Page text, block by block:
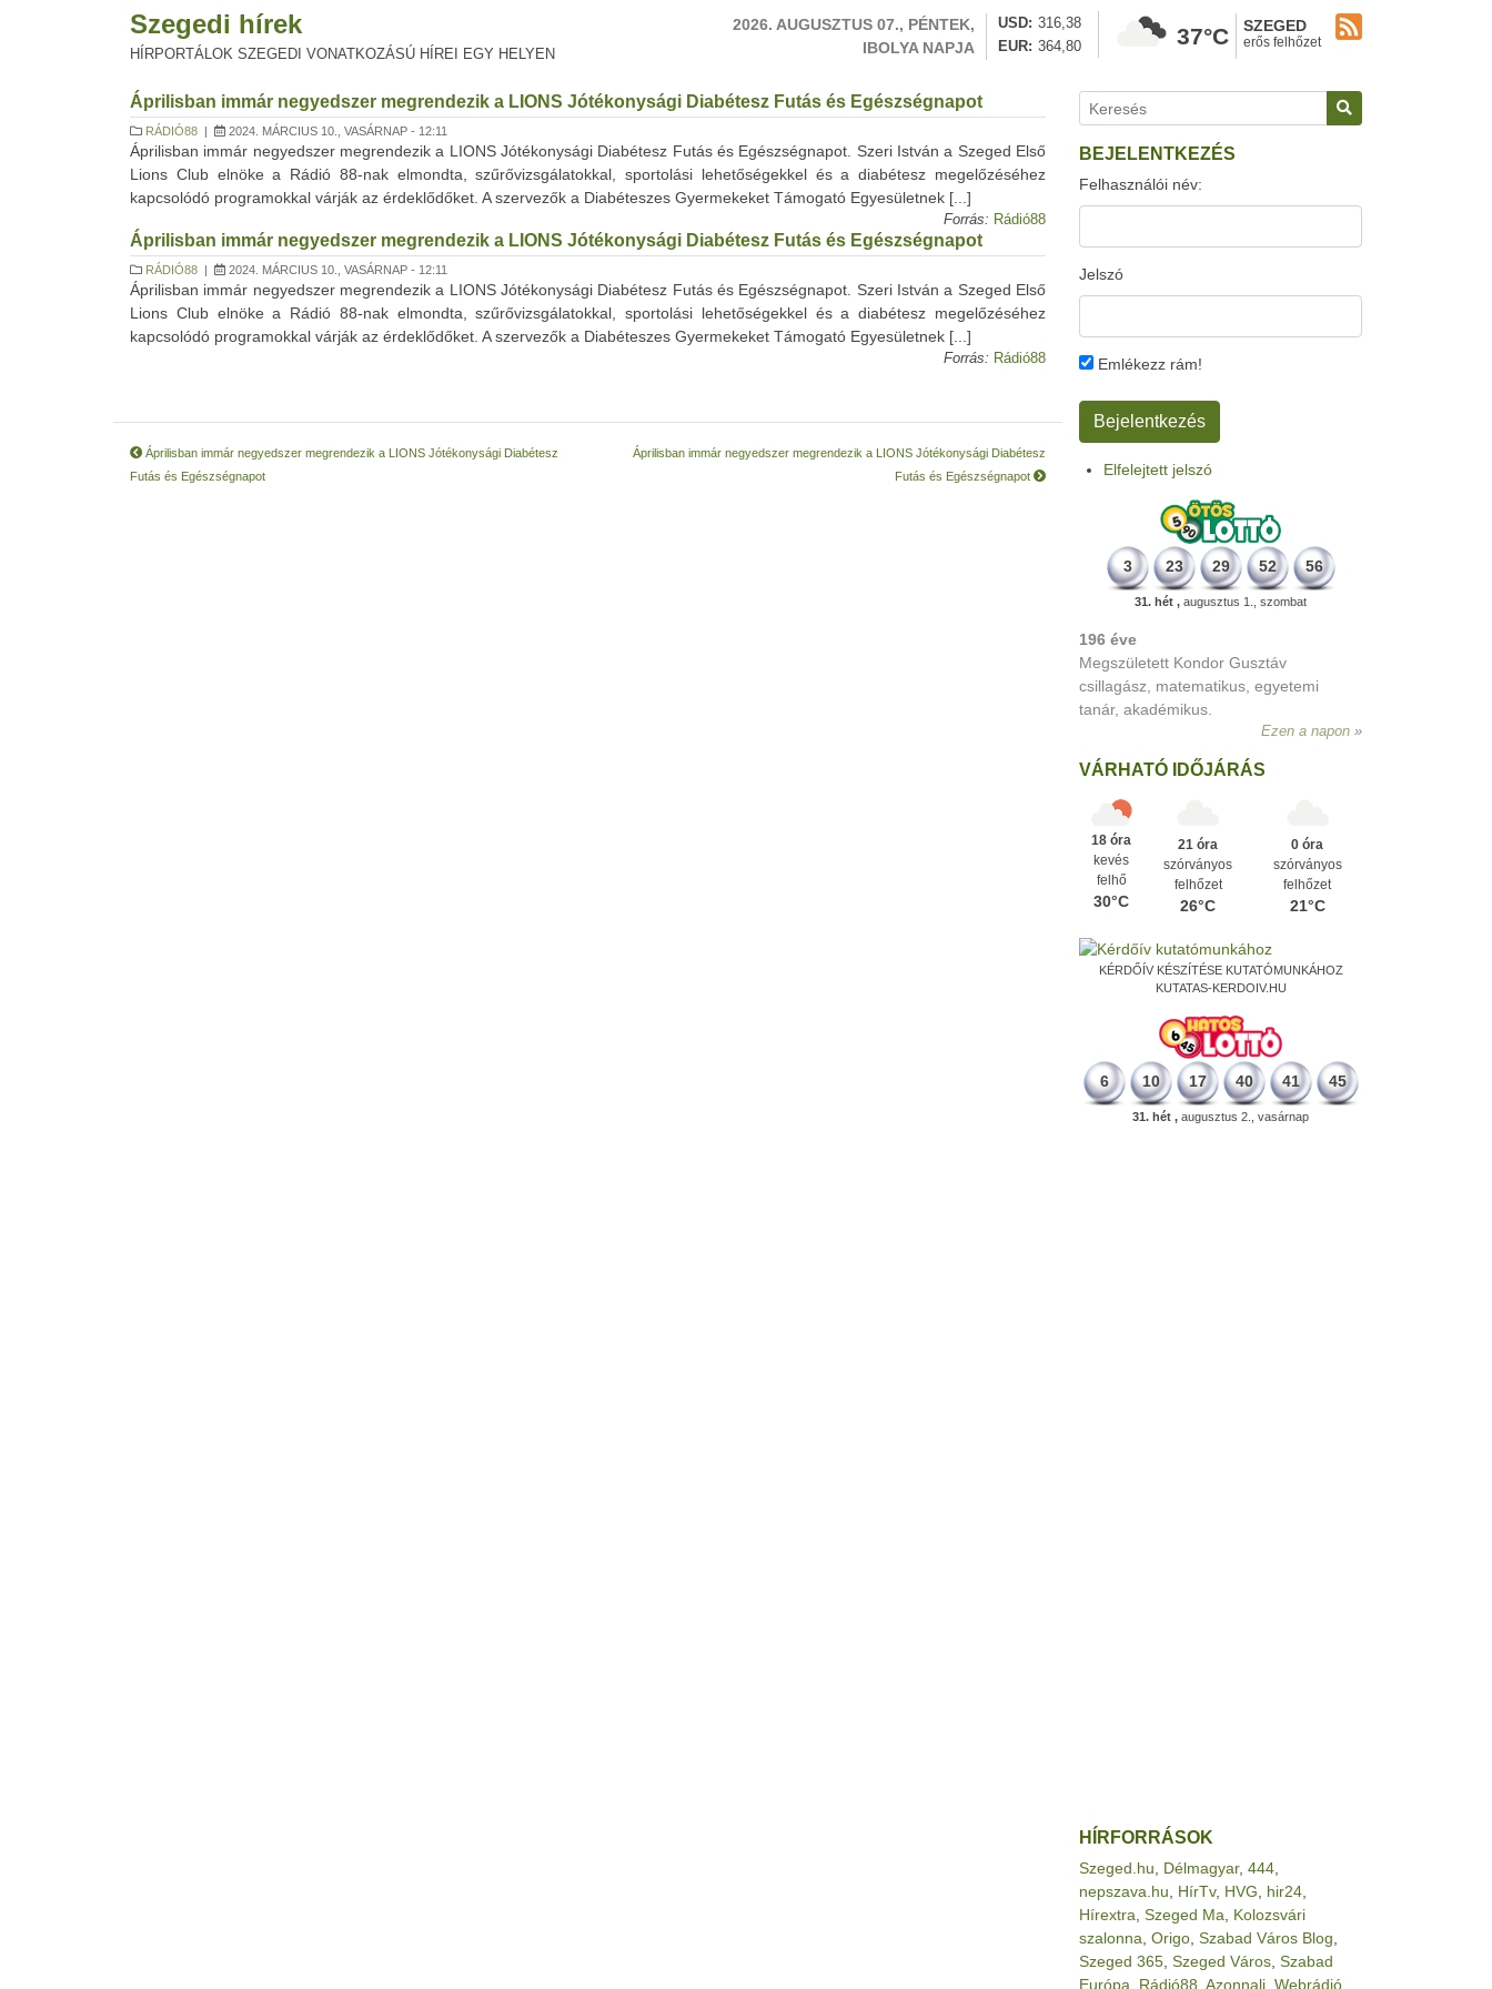
Szegedi hírek
HÍRPORTÁLOK SZEGEDI VONATKOZÁSÚ HÍREI EGY HELYEN
2026. AUGUSZTUS 07., PÉNTEK,
IBOLYA NAPJA
USD
316,38
EUR
364,80 37°C SZEGED
erős felhőzet
Áprilisban immár negyedszer megrendezik a LIONS Jótékonysági Diabétesz Futás és Egészségnapot
RÁDIÓ88 | 2024. MÁRCIUS 10., VASÁRNAP - 12:11
Áprilisban immár negyedszer megrendezik a LIONS Jótékonysági Diabétesz Futás és Egészségnapot. Szeri István a Szeged Első
Lions Club elnöke a Rádió 88-nak elmondta, szűrővizsgálatokkal, sportolási lehetőségekkel és a diabétesz megelőzéséhez
kapcsolódó programokkal várják az érdeklődőket. A szervezők a Diabéteszes Gyermekeket Támogató Egyesületnek [...]
Forrás: Rádió88
Áprilisban immár negyedszer megrendezik a LIONS Jótékonysági Diabétesz Futás és Egészségnapot
RÁDIÓ88 | 2024. MÁRCIUS 10., VASÁRNAP - 12:11
Áprilisban immár negyedszer megrendezik a LIONS Jótékonysági Diabétesz Futás és Egészségnapot. Szeri István a Szeged Első
Lions Club elnöke a Rádió 88-nak elmondta, szűrővizsgálatokkal, sportolási lehetőségekkel és a diabétesz megelőzéséhez
kapcsolódó programokkal várják az érdeklődőket. A szervezők a Diabéteszes Gyermekeket Támogató Egyesületnek [...]
Forrás: Rádió88
Áprilisban immár negyedszer megrendezik a LIONS Jótékonysági Diabétesz
Futás és Egészségnapot
Áprilisban immár negyedszer megrendezik a LIONS Jótékonysági Diabétesz
Futás és Egészségnapot
BEJELENTKEZÉS
Felhasználói név:
Jelszó
Emlékezz rám!
Elfelejtett jelszó
3 23 29 52 56
31. hét , augusztus 1., szombat
196 éve
Megszületett Kondor Gusztáv
csillagász, matematikus, egyetemi
tanár, akadémikus.
Ezen a napon
VÁRHATÓ IDŐJÁRÁS
18 óra
kevés
felhő
30°C
21 óra
szórványos
felhőzet
26°C
0 óra
szórványos
felhőzet
21°C
KÉRDŐÍV KÉSZÍTÉSE KUTATÓMUNKÁHOZ
KUTATAS-KERDOIV.HU
6 10 17 40 41 45
31. hét , augusztus 2., vasárnap
HÍRFORRÁSOK
Szeged.hu Délmagyar, 444
nepszava.hu
HírTv, HVG hir24
Hírextra Szeged Ma
Kolozsvári
szalonna Origo Szabad Város Blog
Szeged 365 Szeged Város Szabad
Európa
Rádió88 Azonnali Webrádió